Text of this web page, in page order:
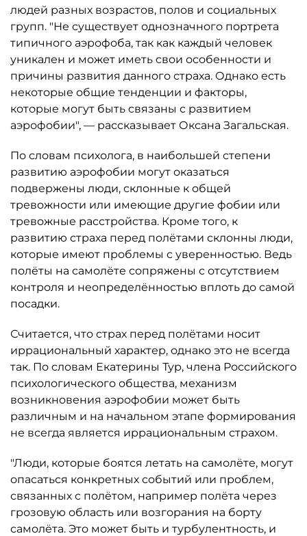
людей разных возрастов, полов и социальных
групп. "Не существует однозначного портрета
типичного аэрофоба, так как каждый человек
уникален и может иметь свои особенности и
причины развития данного страха. Однако есть
некоторые общие тенденции и факторы,
которые могут быть связаны с развитием
аэрофобии", — рассказывает Оксана Загальская.
По словам психолога, в наибольшей степени
развитию аэрофобии могут оказаться
подвержены люди, склонные к общей
тревожности или имеющие другие фобии или
тревожные расстройства. Кроме того, к
развитию страха перед полётами склонны люди,
которые имеют проблемы с уверенностью. Ведь
полёты на самолёте сопряжены с отсутствием
контроля и неопределённостью вплоть до самой
посадки.
Считается, что страх перед полётами носит
иррациональный характер, однако это не всегда
так. По словам Екатерины Тур, члена Российского
психологического общества, механизм
возникновения аэрофобии может быть
различным и на начальном этапе формирования
не всегда является иррациональным страхом.
"Люди, которые боятся летать на самолёте, могут
опасаться конкретных событий или проблем,
связанных с полётом, например полёта через
грозовую область или возгорания на борту
самолёта. Это может быть и турбулентность, и